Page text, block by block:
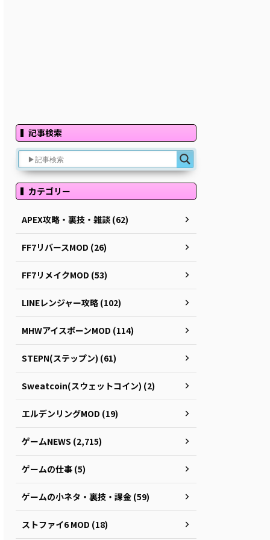
記事検索
カテゴリー
APEX攻略・裏技・雑談 (62)
FF7リバースMOD (26)
FF7リメイクMOD (53)
LINEレンジャー攻略 (102)
MHWアイスボーンMOD (114)
STEPN(ステップン) (61)
Sweatcoin(スウェットコイン) (2)
エルデンリングMOD (19)
ゲームNEWS (2,715)
ゲームの仕事 (5)
ゲームの小ネタ・裏技・課金 (59)
ストファイ6 MOD (18)